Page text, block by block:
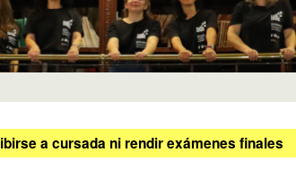
a cursada ni rendir exámenes finales